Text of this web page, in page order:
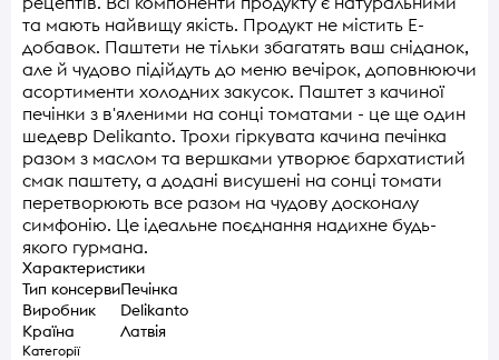
та мають найвищу якість. Продукт не містить E-
добавок. Паштети не тільки збагатять ваш сніданок,
але й чудово підійдуть до меню вечірок, доповнюючи
асортименти холодних закусок. Паштет з качиної
печінки з в'яленими на сонці томатами - це ще один
шедевр Delikanto. Трохи гіркувата качина печінка
разом з маслом та вершками утворює бархатистий
смак паштету, а додані висушені на сонці томати
перетворюють все разом на чудову досконалу
симфонію. Це ідеальне поєднання надихне будь-
якого гурмана.
Характеристики
Тип консервиПечінка
Виробник
Delikanto
Країна
Латвія
Категорії